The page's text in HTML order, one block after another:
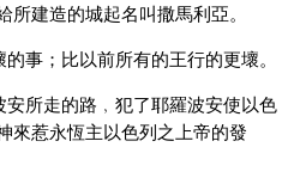
建造的城起名叫撒馬利亞。
事；比以前所有的王行的更壞。
所走的路﹐犯了耶羅波安使以色
來惹永恆主以色列之上帝的發